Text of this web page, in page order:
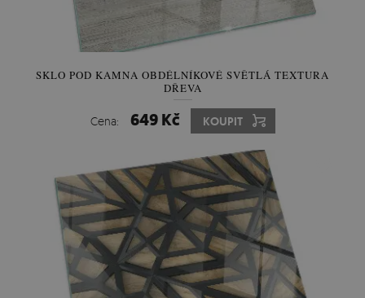
SKLO POD KAMNA OBDÉLNÍKOVÉ SVĚTLÁ TEXTURA
DŘEVA
Cena: 649 Kč KOUPIT